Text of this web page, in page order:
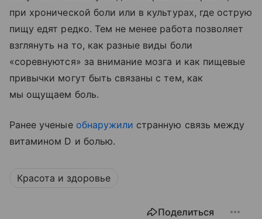
при хронической боли или в культурах, где острую
пищу едят редко. Тем не менее работа позволяет
взглянуть на то, как разные виды боли
«соревнуются» за внимание мозга и как пищевые
привычки могут быть связаны с тем, как
мы ощущаем боль.
Ранее ученые обнаружили странную связь между
витамином D и болью.
Красота и здоровье
Поделиться